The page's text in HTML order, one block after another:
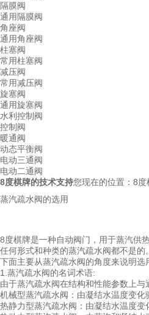
隔膜阀
通用隔膜阀
角座阀
通用角座阀
柱塞阀
常用柱塞阀
减压阀
常用减压阀
旋塞阀
通用旋塞阀
水利控制阀
控制阀
暖通阀
动态平衡阀
电动三通阀
电动二通阀
8度棋牌的技术支持您现在的位置： 8度
蒸汽疏水阀的选用
8度棋牌是一种自动阀门，用于蒸汽供
任何形式和种类的蒸汽疏水阀都不是
下面主要从蒸汽疏水阀的角度来说明选
1.蒸汽疏水阀的名词术语:
由于蒸汽疏水阀在结构和性能参数上
机械型蒸汽疏水阀：由凝结水温度变化
热静力型蒸汽疏水阀：由凝结水温度变